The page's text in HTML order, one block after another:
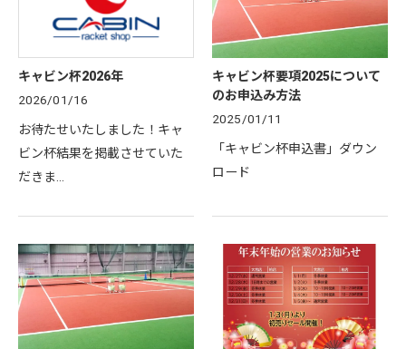
キャビン杯2026年
2026/01/16
お待たせいたしました！キャ
ビン杯結果を掲載させていた
だきま
%AD%E3%83%A3%E3%83%9
3%E3%83%B3%E6%9D%AF%E
3%83%89%E3%83%AD%E3%8
3%BC(3).pdf次回の…
キャビン杯要項2025について
のお申込み方法
2025/01/11
「キャビン杯申込書」ダウン
ロード